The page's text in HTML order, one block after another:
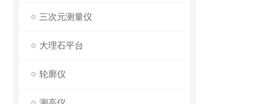
三次元测量仪
大理石平台
轮廓仪